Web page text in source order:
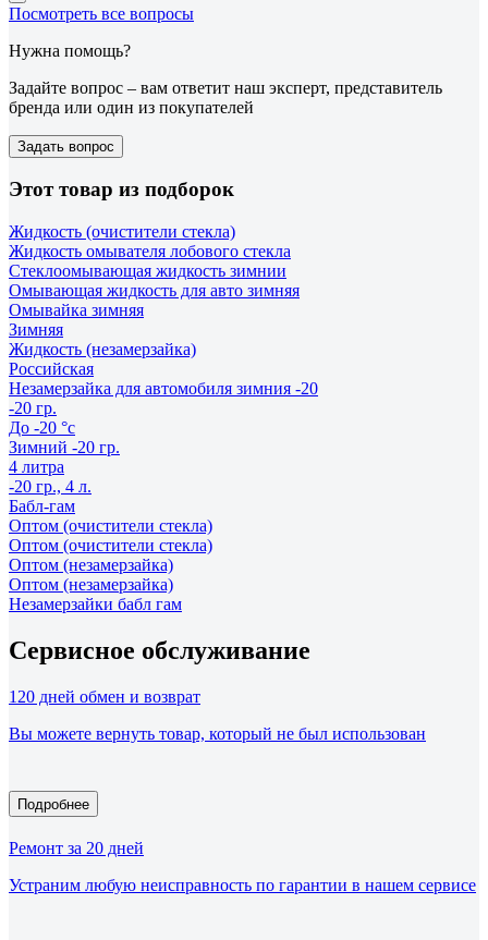
Посмотреть все вопросы
Нужна помощь?
Задайте вопрос – вам ответит наш эксперт, представитель
бренда или один из покупателей
Задать вопрос
Этот товар из подборок
Жидкость (очистители стекла)
Жидкость омывателя лобового стекла
Стеклоомывающая жидкость зимнии
Омывающая жидкость для авто зимняя
Омывайка зимняя
Зимняя
Жидкость (незамерзайка)
Российская
Незамерзайка для автомобиля зимния -20
-20 гр.
До -20 °с
Зимний -20 гр.
4 литра
-20 гр., 4 л.
Бабл-гам
Оптом (очистители стекла)
Оптом (очистители стекла)
Оптом (незамерзайка)
Оптом (незамерзайка)
Незамерзайки бабл гам
Сервисное обслуживание
120 дней обмен и возврат
Вы можете вернуть товар, который не был использован
Подробнее
Ремонт за 20 дней
Устраним любую неисправность по гарантии в нашем сервисе